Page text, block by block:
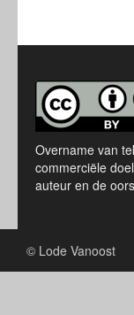
Overname van
commerciële
auteur en de
© Lode Vanoost